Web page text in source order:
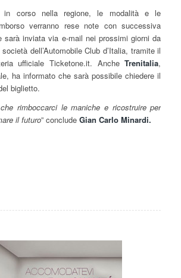
in corso nella regione, le modalità e le
verranno rese note con successiva
sarà inviata via e-mail nei prossimi giorni da
dell’Automobile Club d’Italia, tramite il
ufficiale Ticketone.it. AncheTrenitalia,
ha informato che sarà possibile chiedere il
biglietto.
rimboccarci le maniche e ricostruire per
il futuro” conclude Gian Carlo Minardi.